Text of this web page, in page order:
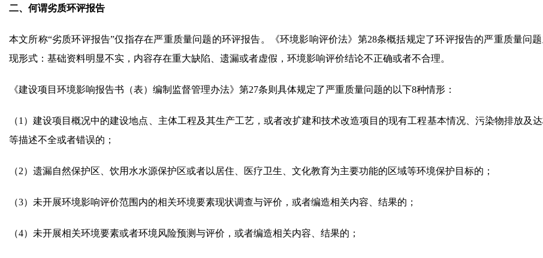
二、何谓劣质环评报告
本文所称“劣质环评报告”仅指存在严重质量问题的环评报告。《环境影响评价法》第28条概括规定了环评报告的严重质量问
现形式：基础资料明显不实，内容存在重大缺陷、遗漏或者虚假，环境影响评价结论不正确或者不合理。
《建设项目环境影响报告书（表）编制监督管理办法》第27条则具体规定了严重质量问题的以下8种情形：
（1）建设项目概况中的建设地点、主体工程及其生产工艺，或者改扩建和技术改造项目的现有工程基本情况、污染物排放及
等描述不全或者错误的；
（2）遗漏自然保护区、饮用水水源保护区或者以居住、医疗卫生、文化教育为主要功能的区域等环境保护目标的；
（3）未开展环境影响评价范围内的相关环境要素现状调查与评价，或者编造相关内容、结果的；
（4）未开展相关环境要素或者环境风险预测与评价，或者编造相关内容、结果的；